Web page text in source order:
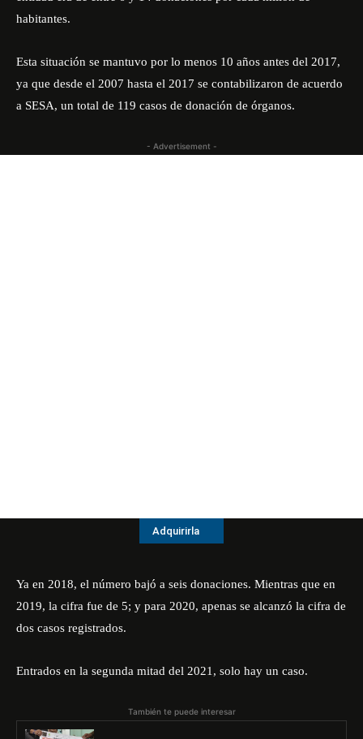
habitantes.
Esta situación se mantuvo por lo menos 10 años antes del 2017,
ya que desde el 2007 hasta el 2017 se contabilizaron de acuerdo
a SESA, un total de 119 casos de donación de órganos.
- Advertisement -
Adquirirla
Ya en 2018, el número bajó a seis donaciones. Mientras que en
2019, la cifra fue de 5; y para 2020, apenas se alcanzó la cifra de
dos casos registrados.
Entrados en la segunda mitad del 2021, solo hay un caso.
También te puede interesar